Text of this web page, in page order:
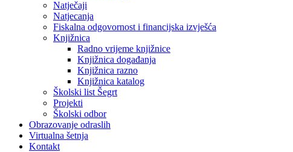
Natječaji
Natjecanja
Fiskalna odgovornost i financijska izvješća
Knjižnica
Radno vrijeme knjižnice
Knjižnica događanja
Knjižnica razno
Knjižnica katalog
Školski list Šegrt
Projekti
Školski odbor
Obrazovanje odraslih
Virtualna šetnja
Kontakt